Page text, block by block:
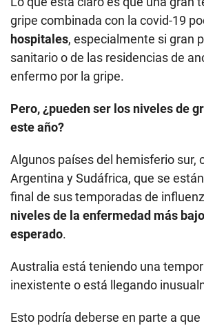
gripe combinada con la covid-19
hospitales, especialmente si gran
sanitario o de las residencias de
enfermo por la gripe.
Pero, ¿pueden ser los niveles de
este año?
Algunos países del hemisferio sur,
Argentina y Sudáfrica, que se
final de sus temporadas de
niveles de la enfermedad más
esperado.
Australia está teniendo una
inexistente o está llegando
Esto podría deberse en parte a